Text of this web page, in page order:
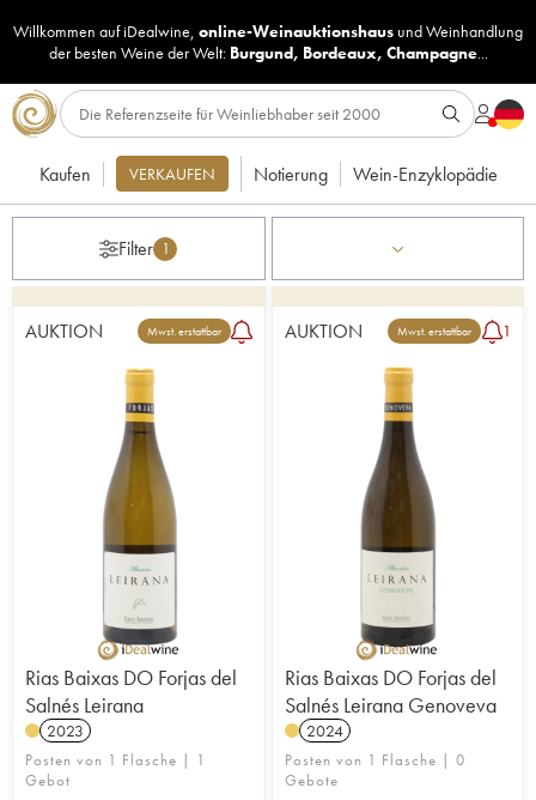
Willkommen auf iDealwine, online-Weinauktionshaus undWeinhandlung
der besten Weine der Welt: Burgund, Bordeaux, Champagne...
Kaufen VERKAUFEN Notierung Wein-Enzyklopädie
Filter 1
AUKTION Mwst. erstattbar
Rias Baixas DO Forjas del
Salnés Leirana
2023
Posten von 1 Flasche | 1
Gebot
AUKTION Mwst. erstattbar 1
Rias Baixas DO Forjas del
Salnés Leirana Genoveva
2024
Posten von 1 Flasche | 0
Gebote